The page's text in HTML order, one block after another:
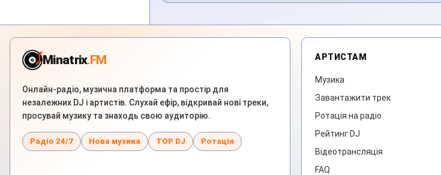
Minatrix.FM
Онлайн-радіо, музична платформа та простір для
незалежних DJ і артистів. Слухай ефір, відкривай нові треки,
просувай музику та знаходь свою аудиторію.
Радіо 24/7 Нова музика TOP DJ Ротація
АРТИСТАМ
Музика
Завантажити трек
Ротація на радіо
Рейтинг DJ
Відеотрансляція
FAQ